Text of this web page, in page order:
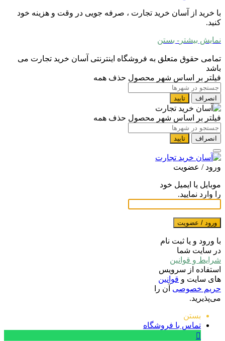
با خرید از آسان خرید تجارت ، صرفه جویی در وقت و هزینه خود
کنید.
نمایش بیشتر - بستن
تمامی حقوق متعلق به فروشگاه اینترنتی آسان خرید تجارت می
باشد
فیلتر بر اساس شهر محصول حذف همه
انصراف تایید
فیلتر بر اساس شهر محصول حذف همه
انصراف تایید
ورود / عضویت
موبایل یا ایمیل خود
را وارد نمایید.
ورود / عضویت
با ورود و یا ثبت نام
در سایت شما
شرایط و قوانین
استفاده از سرویس
های سایت و قوانین
حریم خصوصی آن را
می‌پذیرید.
بستن
تماس با فروشگاه